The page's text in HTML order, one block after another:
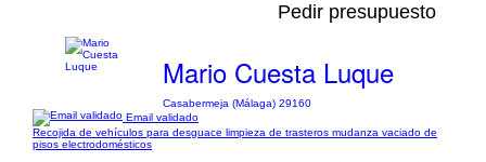
Pedir presupuesto
Mario Cuesta Luque
Casabermeja (Málaga) 29160
Email validado
Recojida de vehículos para desguace limpieza de trasteros mudanza vaciado de
pisos electrodomésticos